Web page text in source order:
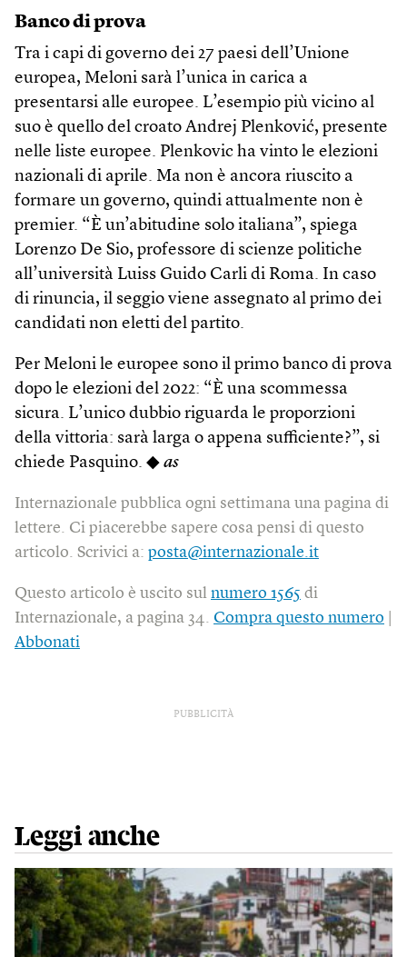
Banco di prova
Tra i capi di governo dei 27 paesi dell’Unione
europea, Meloni sarà l’unica in carica a
presentarsi alle europee. L’esempio più vicino al
suo è quello del croato Andrej Plenković, presente
nelle liste europee. Plenkovic ha vinto le elezioni
nazionali di aprile. Ma non è ancora riuscito a
formare un governo, quindi attualmente non è
premier. “È un’abitudine solo italiana”, spiega
Lorenzo De Sio, professore di scienze politiche
all’università Luiss Guido Carli di Roma. In caso
di rinuncia, il seggio viene assegnato al primo dei
candidati non eletti del partito.
Per Meloni le europee sono il primo banco di prova
dopo le elezioni del 2022: “È una scommessa
sicura. L’unico dubbio riguarda le proporzioni
della vittoria: sarà larga o appena sufficiente?”, si
chiede Pasquino. ◆ as
Internazionale pubblica ogni settimana una pagina di
lettere. Ci piacerebbe sapere cosa pensi di questo
articolo. Scrivici a: posta@internazionale.it
Questo articolo è uscito sul numero 1565 di
Internazionale, a pagina 34. Compra questo numero
Abbonati
PUBBLICITÀ
Leggi anche